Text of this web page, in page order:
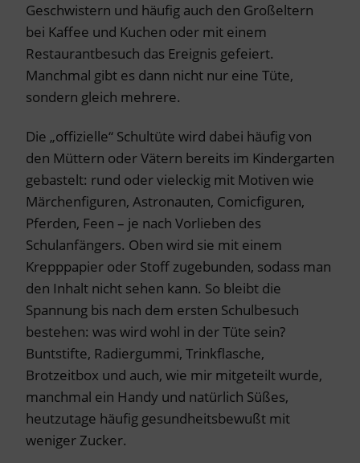
Geschwistern und häufig auch den Großeltern
bei Kaffee und Kuchen oder mit einem
Restaurantbesuch das Ereignis gefeiert.
Manchmal gibt es dann nicht nur eine Tüte,
sondern gleich mehrere.
Die „offizielle“ Schultüte wird dabei häufig von
den Müttern oder Vätern bereits im Kindergarten
gebastelt: rund oder vieleckig mit Motiven wie
Märchenfiguren, Astronauten, Comicfiguren,
Pferden, Feen – je nach Vorlieben des
Schulanfängers. Oben wird sie mit einem
Krepppapier oder Stoff zugebunden, sodass man
den Inhalt nicht sehen kann. So bleibt die
Spannung bis nach dem ersten Schulbesuch
bestehen: was wird wohl in der Tüte sein?
Buntstifte, Radiergummi, Trinkflasche,
Brotzeitbox und auch, wie mir mitgeteilt wurde,
manchmal ein Handy und natürlich Süßes,
heutzutage häufig gesundheitsbewußt mit
weniger Zucker.